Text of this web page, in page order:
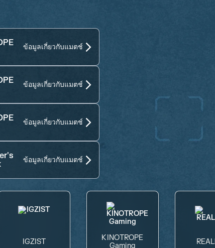
ข้อมูลเกี่ยวกับแมตช์
ข้อมูลเกี่ยวกับแมตช์
ข้อมูลเกี่ยวกับแมตช์
ข้อมูลเกี่ยวกับแมตช์
IGZIST
KINOTROPE
Gaming